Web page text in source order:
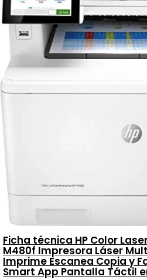
Ficha técnica HP Color
M480f Impresora Láser
Imprime Escanea Copia y
Smart App Pantalla Táctil